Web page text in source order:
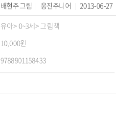
배현주그림 웅진주니어 2013-06-27
유아> 0~3세> 그림책
10,000원
9788901158433